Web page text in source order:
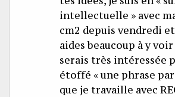
intellectuelle » avec
cm2 depuis vendredi
aides beaucoup à y
serais très intéressée
étoffé « une phrase
que je travaille avec